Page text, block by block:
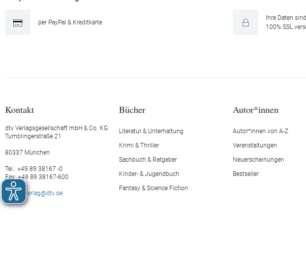
per PayPal & Kreditkarte
Ihre Daten
100% SSL
Kontakt
dtv Verlagsgesellschaft mbH & Co. KG
Tumblingerstraße 21
80337 München
Tel.: +49 89 38167 -0
Fax: +49 89 38167-600
E-Mail: verlag@dtv.de
Bücher
Literatur & Unterhaltung
Krimi & Thriller
Sachbuch & Ratgeber
Kinder- & Jugendbuch
Fantasy & Science Fiction
Autor*innen
Autor*innen von A-Z
Veranstaltungen
Neuerscheinungen
Bestseller